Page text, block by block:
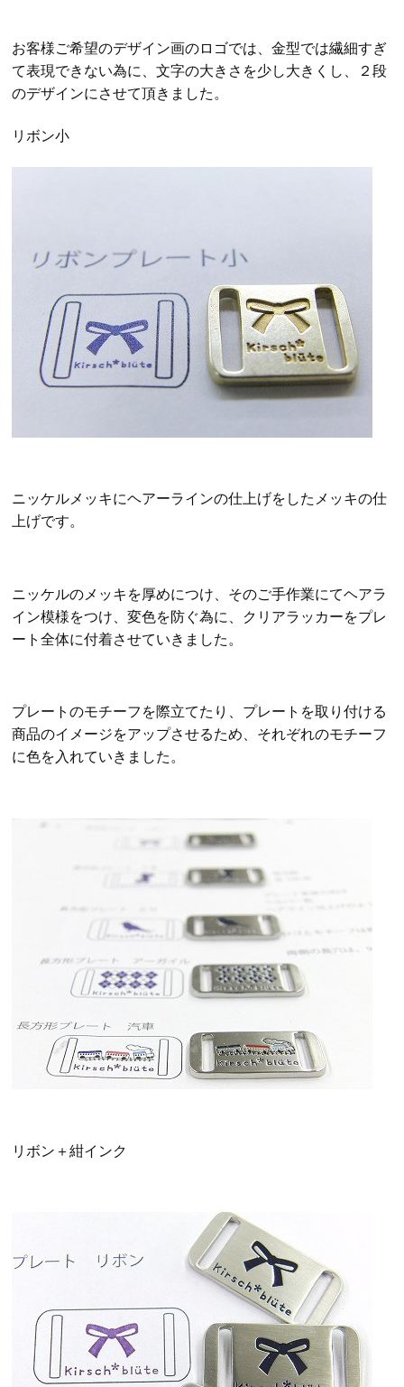
お客様ご希望のデザイン画のロゴでは、金型では繊細すぎ
て表現できない為に、文字の大きさを少し大きくし、２段
のデザインにさせて頂きました。
リボン小
ニッケルメッキにヘアーラインの仕上げをしたメッキの仕
上げです。
ニッケルのメッキを厚めにつけ、そのご手作業にてヘアラ
イン模様をつけ、変色を防ぐ為に、クリアラッカーをプレ
ート全体に付着させていきました。
プレートのモチーフを際立てたり、プレートを取り付ける
商品のイメージをアップさせるため、それぞれのモチーフ
に色を入れていきました。
リボン＋紺インク